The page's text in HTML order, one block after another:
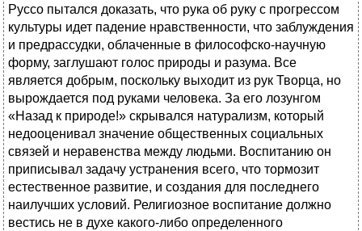
Руссо пытался доказать, что рука об руку с прогрессом
культуры идет падение нравственности, что заблуждения
и предрассудки, облаченные в философско-научную
форму, заглушают голос природы и разума. Все
является добрым, поскольку выходит из рук Творца, но
вырождается под руками человека. За его лозунгом
«Назад к природе!» скрывался натурализм, который
недооценивал значение общественных социальных
связей и неравенства между людьми. Воспитанию он
приписывал задачу устранения всего, что тормозит
естественное развитие, и создания для последнего
наилучших условий. Религиозное воспитание должно
вестись не в духе какого-либо определенного